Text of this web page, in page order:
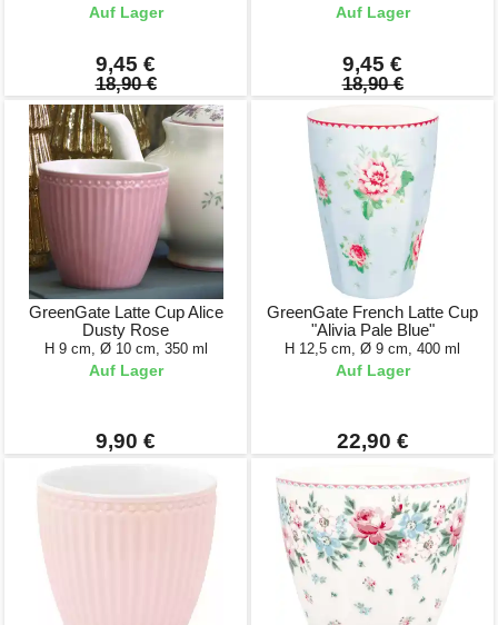
Auf Lager
9,45 €
18,90 €
Auf Lager
9,45 €
18,90 €
GreenGate Latte Cup Alice
Dusty Rose
H 9 cm, Ø 10 cm, 350 ml
Auf Lager
9,90 €
GreenGate French Latte Cup
"Alivia Pale Blue"
H 12,5 cm, Ø 9 cm, 400 ml
Auf Lager
22,90 €